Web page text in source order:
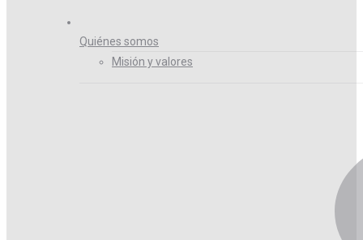
Quiénes somos
Misión y valores